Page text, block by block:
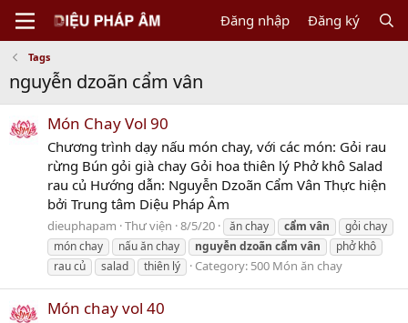
Đăng nhập Đăng ký
Tags
nguyễn dzoãn cẩm vân
Món Chay Vol 90
Chương trình dạy nấu món chay, với các món: Gỏi rau
rừng Bún gỏi già chay Gỏi hoa thiên lý Phở khô Salad
rau củ Hướng dẫn: Nguyễn Dzoãn Cẩm Vân Thực hiện
bởi Trung tâm Diệu Pháp Âm
dieuphapam Thư viện 8/5/20 ăn chay cẩm vân
gỏi chay
món chay
nấu ăn chay nguyễn dzoãn cẩm vân
phở khô
rau củ
salad thiên lý Category: 500 Món ăn chay
Món chay vol 40